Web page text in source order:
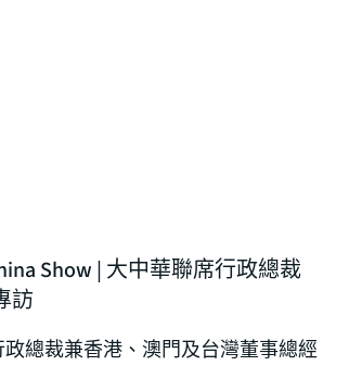
Show | 大中華聯席行政總裁
訪
總裁兼香港、澳門及台灣董事總經